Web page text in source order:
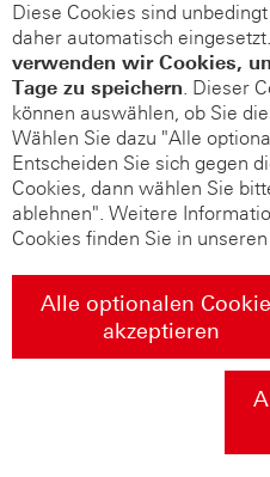
Diese Cookies sind
daher automatisch eingesetzt.
verwenden wir Cookies,
Tage zu speichern. Dieser
können auswählen, ob Sie
Wählen Sie dazu "Alle
Entscheiden Sie sich gegen
Cookies, dann wählen Sie
ablehnen". Weitere
Cookies finden Sie in unseren
Alle optionalen
akzeptieren